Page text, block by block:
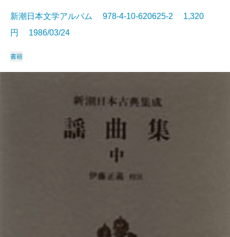
新潮日本文学アルバム 978-4-10-620625-2 1,320
円 1986/03/24
書籍